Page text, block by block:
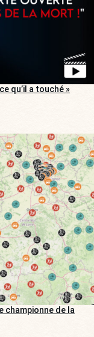
qu’il a touché »
championne de la